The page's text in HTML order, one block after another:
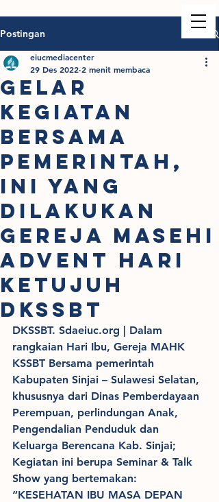
Postingan
GELAR
KEGIATAN
BERSAMA
PEMERINTAH,
INI YANG
DILAKUKAN
GEREJA MASEHI
ADVENT HARI
KETUJUH
DKSSBT
eiucmediacenter
29 Des 2022 2 menit membaca
DKSSBT. Sdaeiuc.org | Dalam
rangkaian Hari Ibu, Gereja MAHK
KSSBT Bersama pemerintah
Kabupaten Sinjai – Sulawesi Selatan,
khususnya dari Dinas Pemberdayaan
Perempuan, perlindungan Anak,
Pengendalian Penduduk dan
Keluarga Berencana Kab. Sinjai;
Kegiatan ini berupa Seminar & Talk
Show yang bertemakan:
“KESEHATAN IBU MASA DEPAN